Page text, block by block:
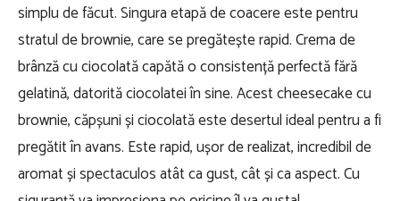
simplu de făcut. Singura etapă de coacere este pentru
stratul de brownie, care se pregătește rapid. Crema de
brânză cu ciocolată capătă o consistență perfectă fără
gelatină, datorită ciocolatei în sine. Acest cheesecake cu
brownie, căpșuni și ciocolată este desertul ideal pentru a fi
pregătit în avans. Este rapid, ușor de realizat, incredibil de
aromat și spectaculos atât ca gust, cât și ca aspect. Cu